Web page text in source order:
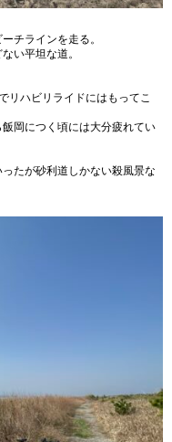
チラインを走る。
い平坦な道。
リハビリライドにはもってこ
岡につく頃には大分疲れてい
たが砂利道しかない殺風景な